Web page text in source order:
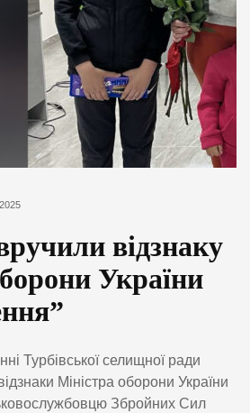
відзнаку
України
Турбівської селищної ради
Міністра оборони України
Збройних Сил